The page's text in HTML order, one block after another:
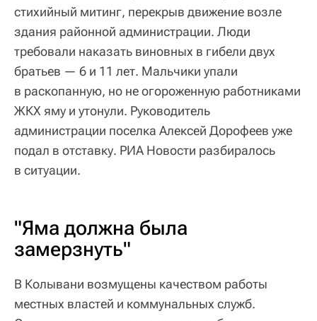
стихийный митинг, перекрыв движение возле
здания районной администрации. Люди
требовали наказать виновных в гибели двух
братьев — 6 и 11 лет. Мальчики упали
в раскопанную, но не огороженную работниками
ЖКХ яму и утонули. Руководитель
администрации поселка Алексей Дорофеев уже
подал в отставку. РИА Новости разбиралось
в ситуации.
"Яма должна была
замерзнуть"
В Колывани возмущены качеством работы
местных властей и коммунальных служб.